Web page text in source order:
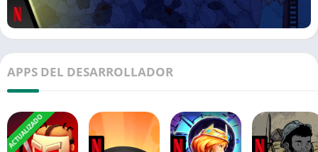
APPS DEL DESARROLLADOR
ACTUALIZADO